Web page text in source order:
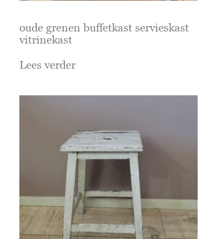
oude grenen buffetkast servieskast
vitrinekast
Lees verder